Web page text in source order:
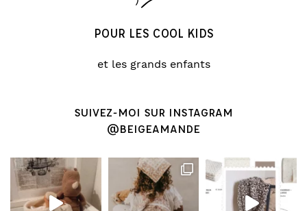
POUR LES COOL KIDS
et les grands enfants
SUIVEZ-MOI SUR INSTAGRAM
@BEIGEAMANDE